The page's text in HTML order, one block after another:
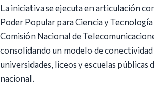
La iniciativa se ejecuta en articulación
Poder Popular para Ciencia y
Comisión Nacional de
consolidando un modelo de
universidades, liceos y escuelas
nacional.